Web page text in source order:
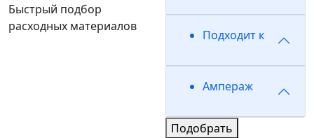
Быстрый подбор
расходных материалов
Подходит к
Ампераж
Подобрать